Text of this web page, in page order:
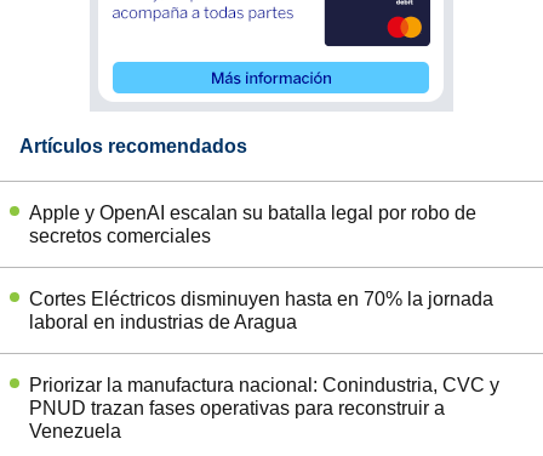
Artículos recomendados
Apple y OpenAI escalan su batalla legal por robo de
secretos comerciales
Cortes Eléctricos disminuyen hasta en 70% la jornada
laboral en industrias de Aragua
Priorizar la manufactura nacional: Conindustria, CVC y
PNUD trazan fases operativas para reconstruir a
Venezuela